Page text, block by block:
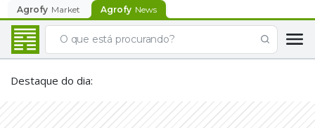
Agrofy Market Agrofy News
Destaque do dia: